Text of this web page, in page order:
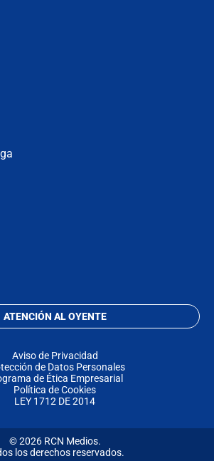
ATENCIÓN AL OYENTE
Aviso de Privacidad
de Datos Personales
de Ética Empresarial
Política de Cookies
LEY 1712 DE 2014
© 2026 RCN Medios.
los derechos reservados.